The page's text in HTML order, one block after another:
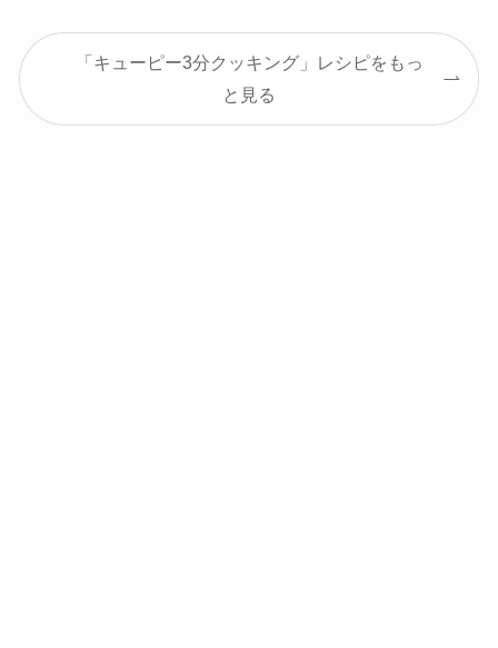
「キューピー3分クッキング」レシピをもっ
と見る